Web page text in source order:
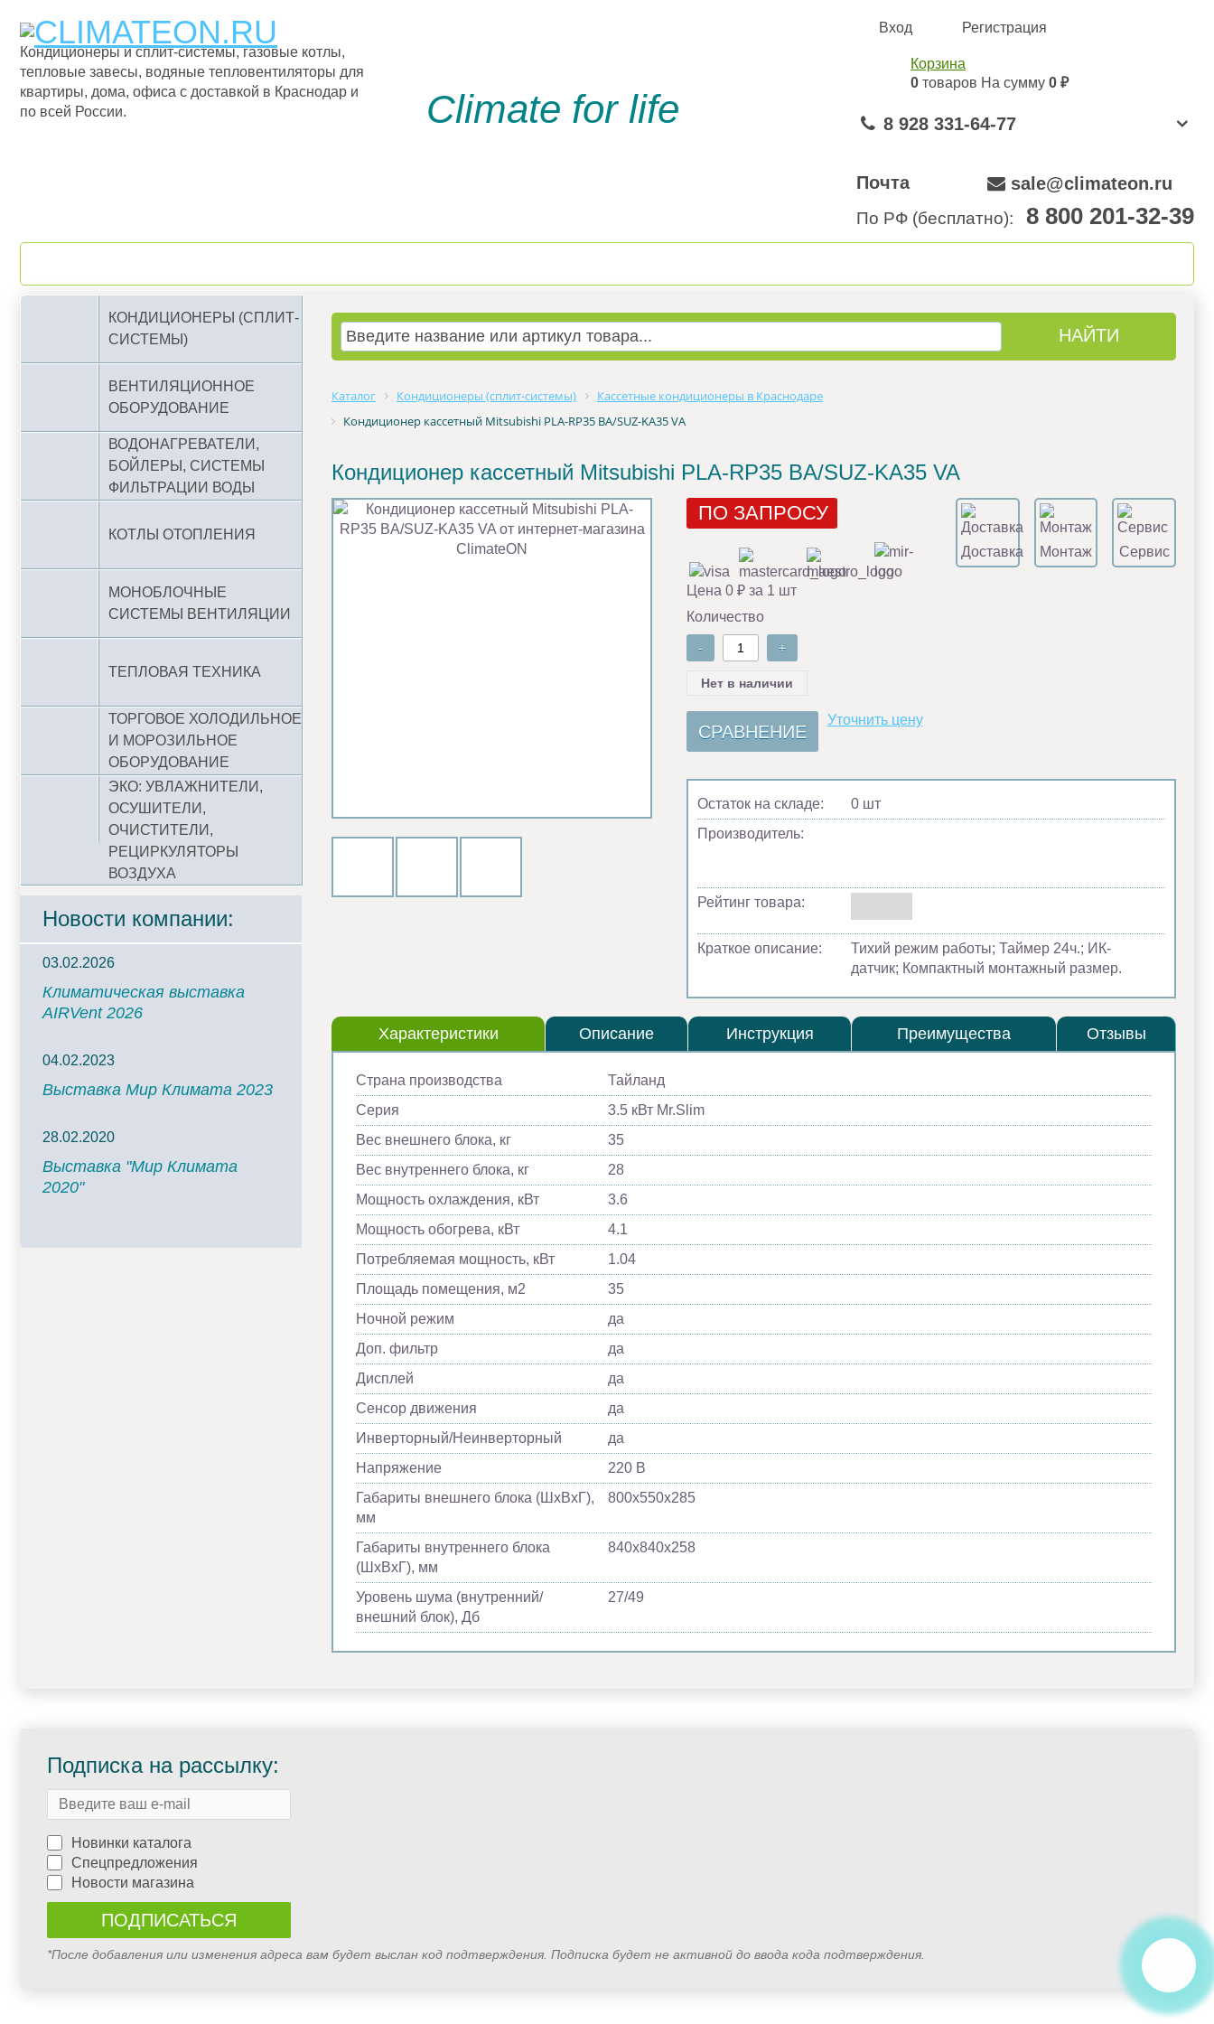
Кондиционеры и сплит-системы, газовые котлы,
тепловые завесы, водяные тепловентиляторы для
квартиры, дома, офиса с доставкой в Краснодар и
по всей России.
Climate for life
Вход Регистрация
Корзина
0 товаров На сумму 0 ₽
8 928 331-64-77
Почта sale@climateon.ru
По РФ (бесплатно): 8 800 201-32-39
КОНДИЦИОНЕРЫ (СПЛИТ-
СИСТЕМЫ)
ВЕНТИЛЯЦИОННОЕ
ОБОРУДОВАНИЕ
ВОДОНАГРЕВАТЕЛИ,
БОЙЛЕРЫ, СИСТЕМЫ
ФИЛЬТРАЦИИ ВОДЫ
КОТЛЫ ОТОПЛЕНИЯ
МОНОБЛОЧНЫЕ
СИСТЕМЫ ВЕНТИЛЯЦИИ
ТЕПЛОВАЯ ТЕХНИКА
ТОРГОВОЕ ХОЛОДИЛЬНОЕ
И МОРОЗИЛЬНОЕ
ОБОРУДОВАНИЕ
ЭКО: УВЛАЖНИТЕЛИ,
ОСУШИТЕЛИ,
ОЧИСТИТЕЛИ,
РЕЦИРКУЛЯТОРЫ
ВОЗДУХА
Новости компании:
03.02.2026
Климатическая выставка
AIRVent 2026
04.02.2023
Выставка Мир Климата 2023
28.02.2020
Выставка "Мир Климата
2020"
Каталог Кондиционеры (сплит-системы)
Кассетные кондиционеры в Краснодаре
Кондиционер кассетный Mitsubishi PLA-RP35 ВA/SUZ-KA35 VA
Кондиционер кассетный Mitsubishi PLA-RP35 ВA/SUZ-KA35 VA
ПО ЗАПРОСУ
Доставка Монтаж Сервис
Цена 0 ₽ за 1 шт
Количество
- +
Нет в наличии
СРАВНЕНИЕ
Уточнить цену
Остаток на складе:
0 шт
Производитель:
Рейтинг товара:
Краткое описание:
Тихий режим работы; Таймер 24ч.; ИК-
датчик; Компактный монтажный размер.
Характеристики Описание Инструкция Преимущества Отзывы
Страна производства
Тайланд
Серия
3.5 кВт Mr.Slim
Вес внешнего блока, кг
35
Вес внутреннего блока, кг
28
Мощность охлаждения, кВт
3.6
Мощность обогрева, кВт
4.1
Потребляемая мощность, кВт
1.04
Площадь помещения, м2
35
Ночной режим
да
Доп. фильтр
да
Дисплей
да
Сенсор движения
да
Инверторный/Неинверторный
да
Напряжение
220 В
Габариты внешнего блока (ШхВхГ),
мм
800х550х285
Габариты внутреннего блока
(ШхВхГ), мм
840х840х258
Уровень шума (внутренний/
внешний блок), Дб
27/49
Подписка на рассылку:
Новинки каталога
Спецпредложения
Новости магазина
*После добавления или изменения адреса вам будет выслан код подтверждения. Подписка будет не активной до ввода кода подтверждения.